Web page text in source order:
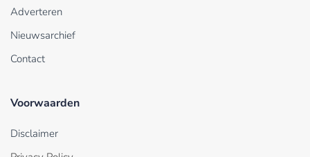
Adverteren
Nieuwsarchief
Contact
Voorwaarden
Disclaimer